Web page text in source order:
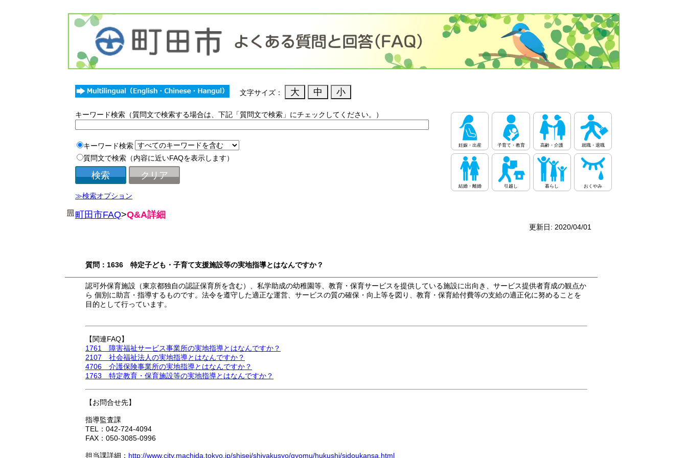
文字サイズ：
キーワード検索（質問文で検索する場合は、下記「質問文で検索」にチェックしてください。）
キーワード検索
質問文で検索（内容に近いFAQを表示します）
≫検索オプション
町田市FAQ>Q&A詳細
更新日: 2020/04/01
質問：1636 特定子ども・子育て支援施設等の実地指導とはなんですか？
認可外保育施設（東京都独自の認証保育所を含む）、私学助成の幼稚園等、教育・保育サービスを提供している施設に出向き、サービス提供者育成の観点か
ら 個別に助言・指導するものです。法令を遵守した適正な運営、サービスの質の確保・向上等を図り、教育・保育給付費等の支給の適正化に努めることを
目的として行っています。
【関連FAQ】
1761 障害福祉サービス事業所の実地指導とはなんですか？
2107 社会福祉法人の実地指導とはなんですか？
4706 介護保険事業所の実地指導とはなんですか？
1763 特定教育・保育施設等の実地指導とはなんですか？
【お問合せ先】
指導監査課
TEL：042-724-4094
FAX：050-3085-0996
担当課詳細： http://www.city.machida.tokyo.jp/shisei/shiyakusyo/gyomu/hukushi/sidoukansa.html
妊娠・出産 子育て・教育 高齢・介護 就職・退職
結婚・離婚 引越し 暮らし おくやみ